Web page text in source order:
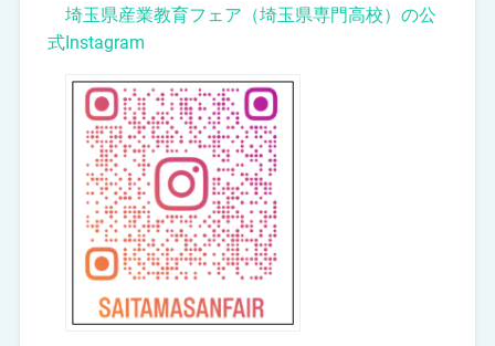
埼玉県産業教育フェア（埼玉県専門高校）の公
式Instagram